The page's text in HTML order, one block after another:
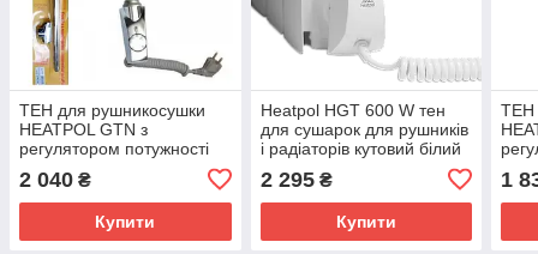
ТЕН для рушникосушки
HEATPOL GTN з
регулятором потужності
2 040 ₴
Купити
Heatpol HGT 600 W тен
для сушарок для рушників
і радіаторів кутовий білий
2 295₴
Купити
ТЕН
1